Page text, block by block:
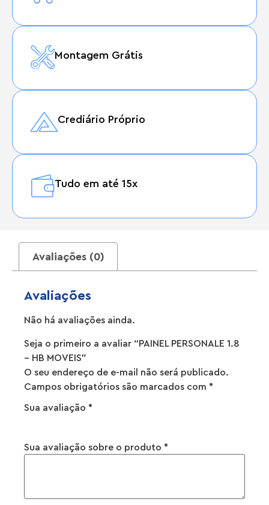
Montagem Grátis
Crediário Próprio
Tudo em até 15x
Avaliações (0)
Avaliações
Não há avaliações ainda.
Seja o primeiro a avaliar “PAINEL PERSONALE 1.8
– HB MOVEIS”
O seu endereço de e-mail não será publicado.
Campos obrigatórios são marcados com *
Sua avaliação *
Sua avaliação sobre o produto *